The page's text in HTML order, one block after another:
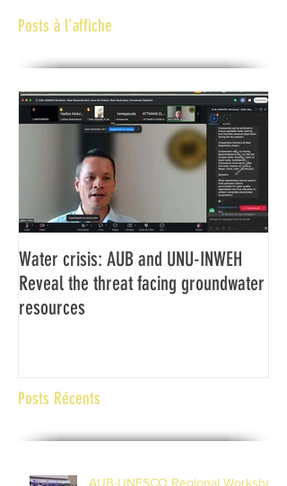
Posts à l'affiche
Water crisis: AUB and UNU-INWEH
Reveal the threat facing groundwater
resources
Posts Récents
AUB-UNESCO Regional Workshop